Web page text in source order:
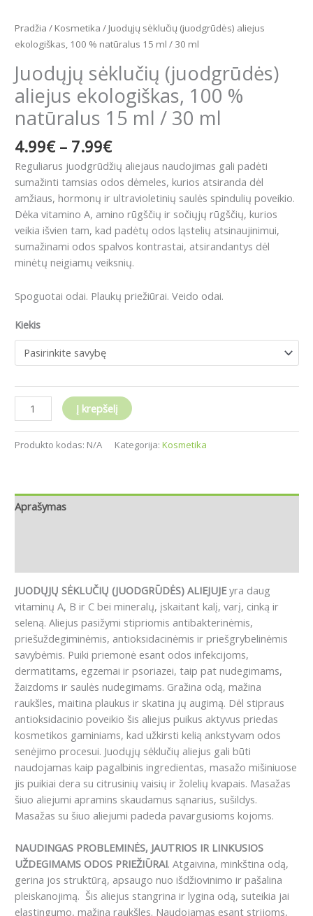
Pradžia / Kosmetika / Juodųjų sėklučių (juodgrūdės) aliejus
ekologiškas, 100 % natūralus 15 ml / 30 ml
Juodųjų sėklučių (juodgrūdės)
aliejus ekologiškas, 100 %
natūralus 15 ml / 30 ml
4.99€ – 7.99€
Reguliarus juodgrūdžių aliejaus naudojimas gali padėti
sumažinti tamsias odos dėmeles, kurios atsiranda dėl
amžiaus, hormonų ir ultravioletinių saulės spindulių poveikio.
Dėka vitamino A, amino rūgščių ir sočiųjų rūgščių, kurios
veikia išvien tam, kad padėtų odos ląstelių atsinaujinimui,
sumažinami odos spalvos kontrastai, atsirandantys dėl
minėtų neigiamų veiksnių.
Spoguotai odai. Plaukų priežiūrai. Veido odai.
Kiekis
Į krepšelį
Produkto kodas: N/A Kategorija: Kosmetika
Aprašymas
JUODŲJŲ SĖKLUČIŲ (JUODGRŪDĖS) ALIEJUJEyra daug
vitaminų A, B ir C bei mineralų, įskaitant kalį, varį, cinką ir
seleną. Aliejus pasižymi stipriomis antibakterinėmis,
priešuždegiminėmis, antioksidacinėmis ir priešgrybelinėmis
savybėmis. Puiki priemonė esant odos infekcijoms,
dermatitams, egzemai ir psoriazei, taip pat nudegimams,
žaizdoms ir saulės nudegimams. Gražina odą, mažina
raukšles, maitina plaukus ir skatina jų augimą. Dėl stipraus
antioksidacinio poveikio šis aliejus puikus aktyvus priedas
kosmetikos gaminiams, kad užkirsti kelią ankstyvam odos
senėjimo procesui. Juodųjų sėklučių aliejus gali būti
naudojamas kaip pagalbinis ingredientas, masažo mišiniuose
jis puikiai dera su citrusinių vaisių ir žolelių kvapais. Masažas
šiuo aliejumi apramins skaudamus sąnarius, sušildys.
Masažas su šiuo aliejumi padeda pavargusioms kojoms.
NAUDINGAS PROBLEMINĖS, JAUTRIOS IR LINKUSIOS
UŽDEGIMAMS ODOS PRIEŽIŪRAI. Atgaivina, minkština odą,
gerina jos struktūrą, apsaugo nuo išdžiovinimo ir pašalina
pleiskanojimą. Šis aliejus stangrina ir lygina odą, suteikia jai
elastingumo, mažina raukšles. Naudojamas esant strijoms,